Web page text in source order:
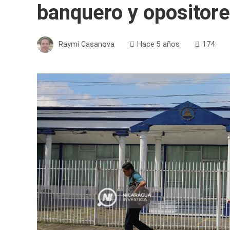
banquero y
Raymi Casanova Hace 5 años 174